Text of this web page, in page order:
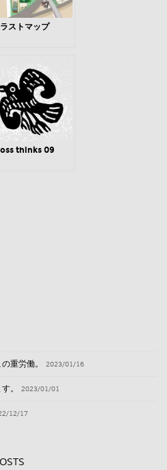
ストマップ
thinks 09
重労働。 2023/01/16
。 2023/01/01
12/17